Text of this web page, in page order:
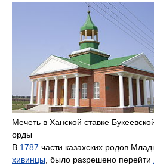
Мечеть в Ханской ставке
орды
В 1787 части казахских родов
хивинцы , было разрешено перейти